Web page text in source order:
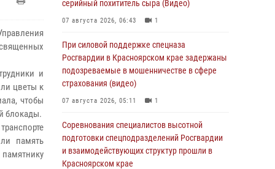
и
цветы к
чтобы
блокады.
память
серийный похититель сыра (Видео)
07 августа 2026, 06:43 1
При силовой поддержке спецназа
Росгвардии в Красноярском крае задержаны
подозреваемые в мошенничестве в сфере
страхования (видео)
07 августа 2026, 05:11 1
Соревнования специалистов высотной
подготовки спецподразделений Росгвардии
и взаимодействующих структур прошли в
Красноярском крае